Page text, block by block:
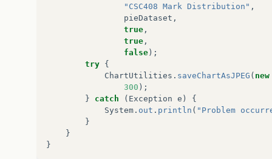
"CSC408 Mark Distribution" ,
pieDataset ,
true ,
true ,
false );
try {
ChartUtilities . saveChartAsJPEG ( new
300 );
}
catch ( Exception e )
{
System . out . println ( "Problem
}
}
}